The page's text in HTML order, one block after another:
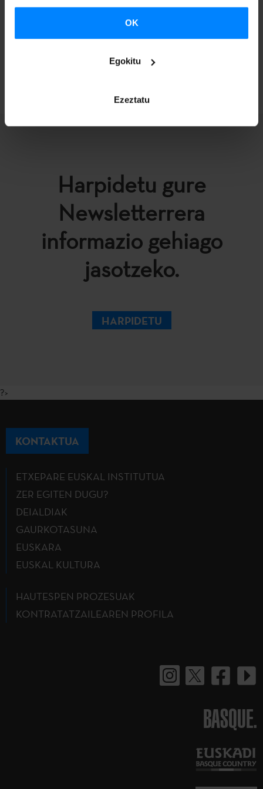
OK
Egokitu
Ezeztatu
Harpidetu gure
Newsletterrera
informazio gehiago
jasotzeko.
HARPIDETU
?>
KONTAKTUA
ETXEPARE EUSKAL INSTITUTUA
ZER EGITEN DUGU?
DEIALDIAK
GAURKOTASUNA
EUSKARA
EUSKAL KULTURA
HAUTESPEN PROZESUAK
KONTRATATZAILEAREN PROFILA
BASQUE.